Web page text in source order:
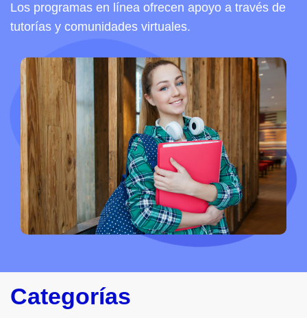
Los programas en línea ofrecen apoyo a través de
tutorías y comunidades virtuales.
Categorías